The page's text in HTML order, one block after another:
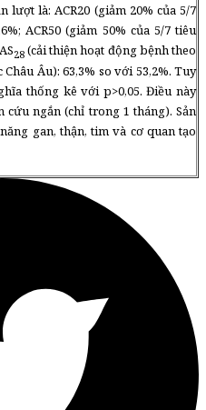
là: ACR20 (giảm 20% của 5/7
ACR50 (giảm 50% của 5/7 tiêu
28 (cải thiện hoạt động bệnh theo
Âu): 63,3% so với 53,2%. Tuy
thống kê với p>0,05. Điều này
ngắn (chỉ trong 1 tháng). Sản
gan, thận, tim và cơ quan tạo